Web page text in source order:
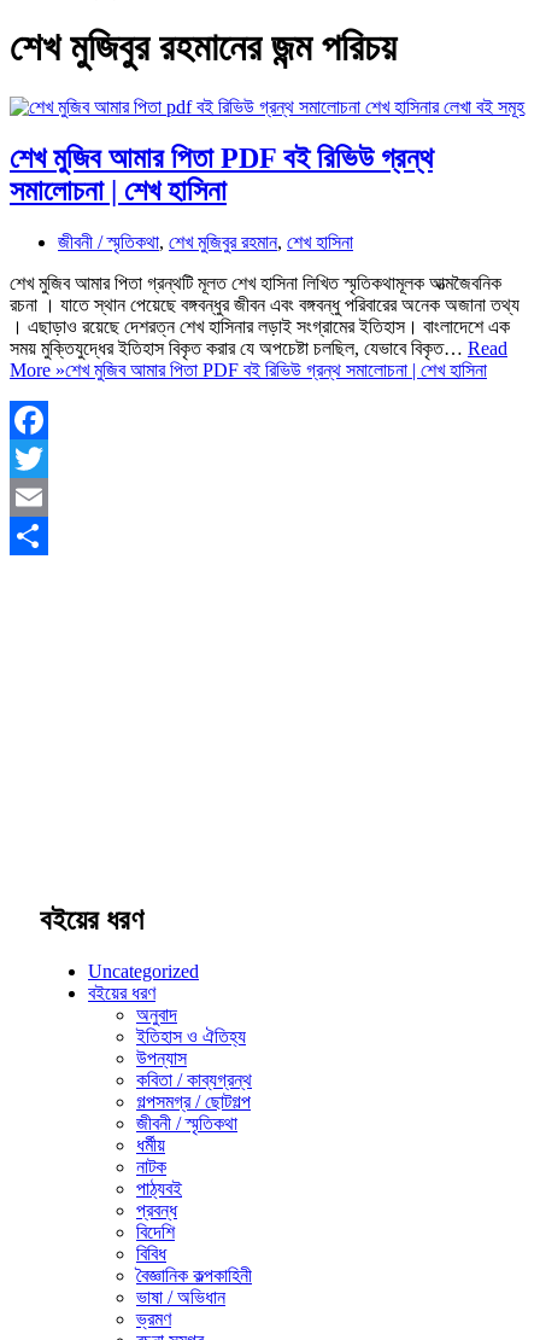
শেখ মুজিবুর রহমানের জন্ম পরিচয়
শেখ মুজিব আমার পিতা PDF বই রিভিউ গ্রন্থ
সমালোচনা | শেখ হাসিনা
জীবনী / স্মৃতিকথা, শেখ মুজিবুর রহমান, শেখ হাসিনা
শেখ মুজিব আমার পিতা গ্রন্থটি মূলত শেখ হাসিনা লিখিত স্মৃতিকথামূলক আত্মজৈবনিক
রচনা । যাতে স্থান পেয়েছে বঙ্গবন্ধুর জীবন এবং বঙ্গবন্ধু পরিবারের অনেক অজানা তথ্য
। এছাড়াও রয়েছে দেশরত্ন শেখ হাসিনার লড়াই সংগ্রামের ইতিহাস। বাংলাদেশে এক
সময় মুক্তিযুদ্ধের ইতিহাস বিকৃত করার যে অপচেষ্টা চলছিল, যেভাবে বিকৃত… Read
More »শেখ মুজিব আমার পিতা PDF বই রিভিউ গ্রন্থ সমালোচনা | শেখ হাসিনা
Facebook
Twitter
Email
বইয়ের ধরণ
Uncategorized
বইয়ের ধরণ
অনুবাদ
ইতিহাস ও ঐতিহ্য
উপন্যাস
কবিতা / কাব্যগ্রন্থ
গল্পসমগ্র / ছোটগল্প
জীবনী / স্মৃতিকথা
ধর্মীয়
নাটক
পাঠ্যবই
প্রবন্ধ
বিদেশি
বিবিধ
বৈজ্ঞানিক কল্পকাহিনী
ভাষা / অভিধান
ভ্রমণ